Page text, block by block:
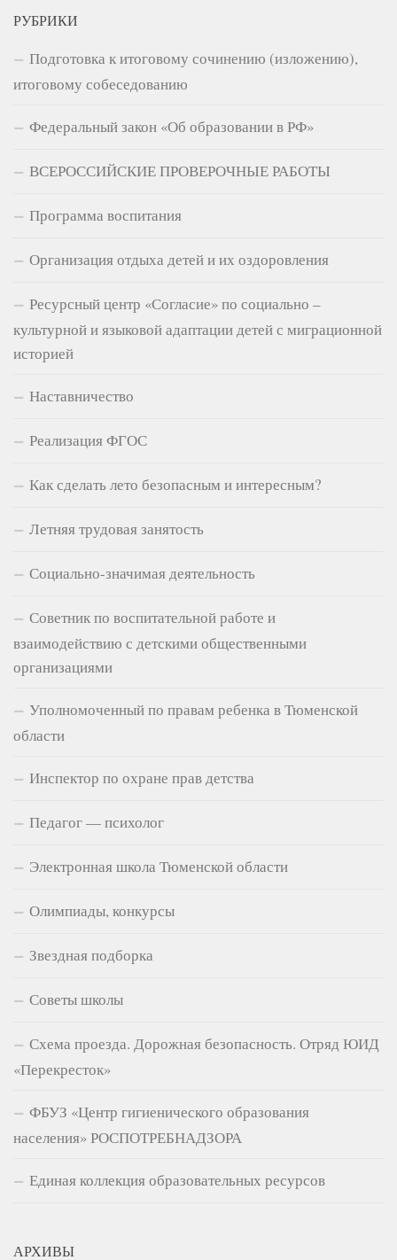
РУБРИКИ
Подготовка к итоговому сочинению (изложению),
итоговому собеседованию
Федеральный закон «Об образовании в РФ»
ВСЕРОССИЙСКИЕ ПРОВЕРОЧНЫЕ РАБОТЫ
Программа воспитания
Организация отдыха детей и их оздоровления
Ресурсный центр «Согласие» по социально –
культурной и языковой адаптации детей с миграционной
историей
Наставничество
Реализация ФГОС
Как сделать лето безопасным и интересным?
Летняя трудовая занятость
Социально-значимая деятельность
Советник по воспитательной работе и
взаимодействию с детскими общественными
организациями
Уполномоченный по правам ребенка в Тюменской
области
Инспектор по охране прав детства
Педагог — психолог
Электронная школа Тюменской области
Олимпиады, конкурсы
Звездная подборка
Советы школы
Схема проезда. Дорожная безопасность. Отряд ЮИД
«Перекресток»
ФБУЗ «Центр гигиенического образования
населения» РОСПОТРЕБНАДЗОРА
Единая коллекция образовательных ресурсов
АРХИВЫ